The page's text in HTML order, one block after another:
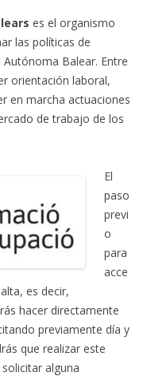
es el organismo
las políticas de
Balear. Entre
orientación laboral,
en marcha actuaciones
de trabajo de los
El
paso
previ
o
para
acce
es decir,
hacer directamente
previamente día y
que realizar este
alguna